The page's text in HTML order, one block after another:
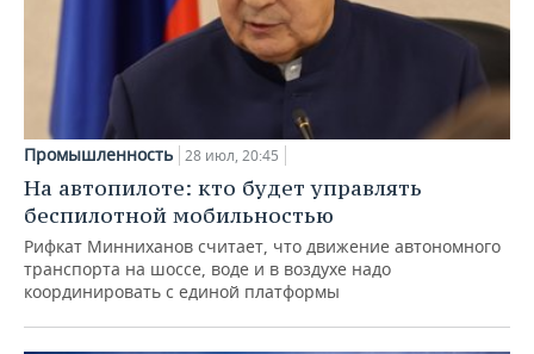
Промышленность 28 июл, 20:45
На автопилоте: кто будет управлять
беспилотной мобильностью
Рифкат Минниханов считает, что движение автономного
транспорта на шоссе, воде и в воздухе надо
координировать с единой платформы